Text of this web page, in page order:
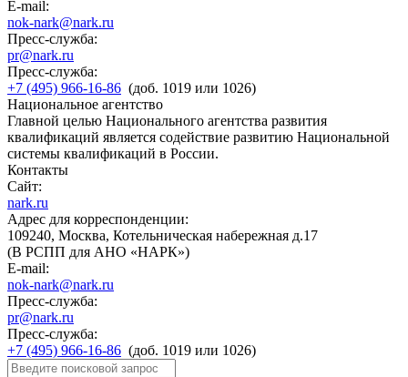
E-mail:
nok-nark@nark.ru
Пресс-служба:
pr@nark.ru
Пресс-служба:
+7 (495) 966-16-86 (доб. 1019 или 1026)
Национальное агентство
Главной целью Национального агентства развития
квалификаций является содействие развитию Национальной
системы квалификаций в России.
Контакты
Сайт:
nark.ru
Адрес для корреспонденции:
109240, Москва, Котельническая набережная д.17
(В РСПП для АНО «НАРК»)
E-mail:
nok-nark@nark.ru
Пресс-служба:
pr@nark.ru
Пресс-служба:
+7 (495) 966-16-86 (доб. 1019 или 1026)